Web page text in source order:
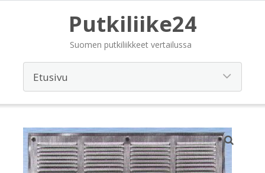
Putkiliike24
Suomen putkiliikkeet vertailussa